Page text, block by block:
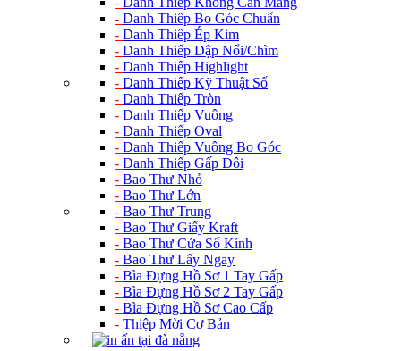
- Danh Thiếp Bo Góc Chuẩn
- Danh Thiếp Ép Kim
- Danh Thiếp Dập Nổi/Chìm
- Danh Thiếp Highlight
- Danh Thiếp Kỹ Thuật Số
- Danh Thiếp Tròn
- Danh Thiếp Vuông
- Danh Thiếp Oval
- Danh Thiếp Vuông Bo Góc
- Danh Thiếp Gấp Đôi
- Bao Thư Nhỏ
- Bao Thư Lớn
- Bao Thư Trung
- Bao Thư Giấy Kraft
- Bao Thư Cửa Sổ Kính
- Bao Thư Lấy Ngay
- Bìa Đựng Hồ Sơ 1 Tay Gấp
- Bìa Đựng Hồ Sơ 2 Tay Gấp
- Bìa Đựng Hồ Sơ Cao Cấp
- Thiệp Mời Cơ Bản